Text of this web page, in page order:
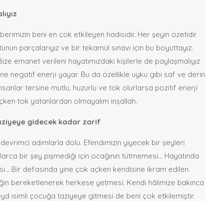
beni en çok etkileyen hadisidir. Her şeyin özetidir
parçalarıyız ve bir tekamül sınavı için bu boyuttayız.
emanet verileni hayatımızdaki kişilerle de paylaşmalıyız
negatif enerji yayar. Bu da özellikle uyku gibi saf ve derin
tersine mutlu, huzurlu ve tok olurlarsa pozitif enerji
tok yatanlardan olmayalım inşallah.
gidecek kadar zarif
devrimci adımlarla dolu. Efendimizin yiyecek bir şeyleri
bir şey pişmediği için ocağının tütmemesi... Hayatında
Bir defasında yine çok açken kendisine ikram edilen
bereketlenerek herkese yetmesi. Kendi hâlimize bakınca
isimli çocuğa taziyeye gitmesi de beni çok etkilemiştir.